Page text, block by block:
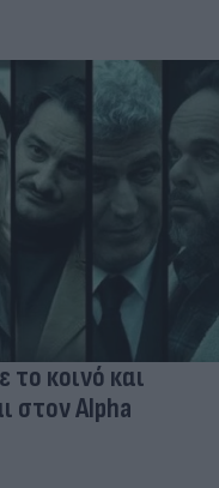
κοινό και
στον Alpha